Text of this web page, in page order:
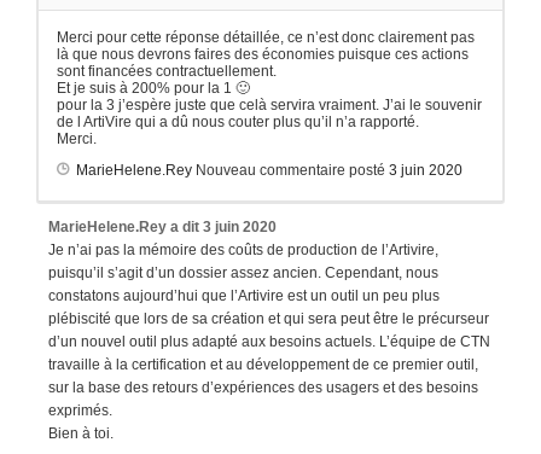
Merci pour cette réponse détaillée, ce n’est donc clairement pas
là que nous devrons faires des économies puisque ces actions
sont financées contractuellement.
Et je suis à 200% pour la 1 🙂
pour la 3 j’espère juste que celà servira vraiment. J’ai le souvenir
de l ArtiVire qui a dû nous couter plus qu’il n’a rapporté.
Merci.
MarieHelene.Rey Nouveau commentaire posté 3 juin 2020
MarieHelene.Rey a dit 3 juin 2020
Je n’ai pas la mémoire des coûts de production de l’Artivire,
puisqu’il s’agit d’un dossier assez ancien. Cependant, nous
constatons aujourd’hui que l’Artivire est un outil un peu plus
plébiscité que lors de sa création et qui sera peut être le précurseur
d’un nouvel outil plus adapté aux besoins actuels. L’équipe de CTN
travaille à la certification et au développement de ce premier outil,
sur la base des retours d’expériences des usagers et des besoins
exprimés.
Bien à toi.